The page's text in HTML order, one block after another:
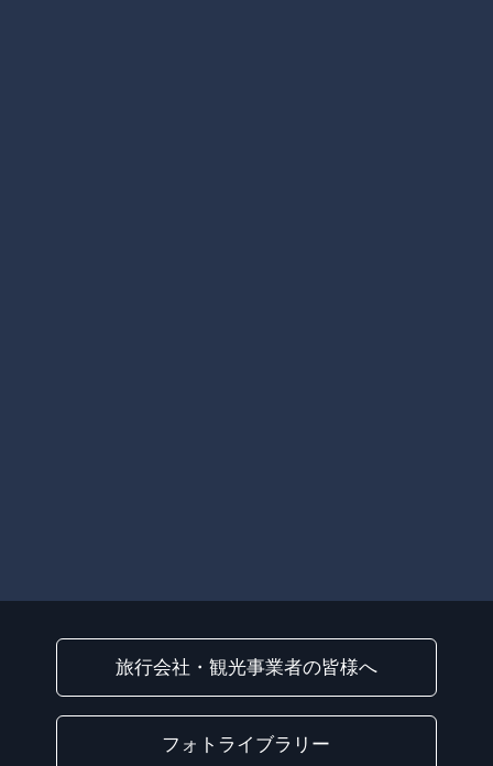
旅行会社・観光事業者の皆様へ
フォトライブラリー